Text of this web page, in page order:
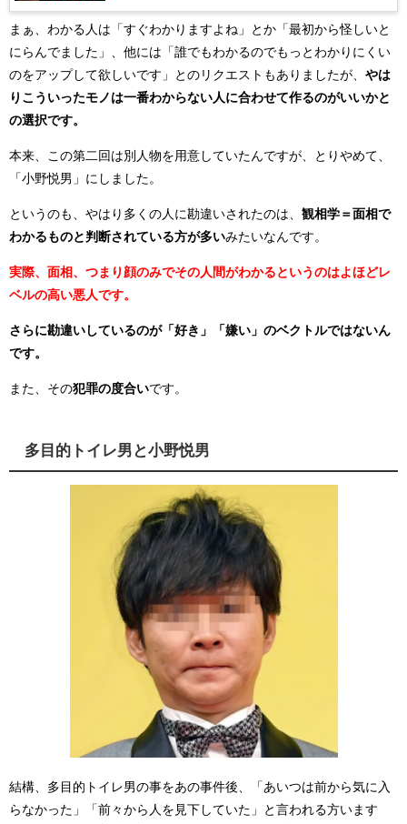
まぁ、わかる人は「すぐわかりますよね」とか「最初から怪しいと
にらんでました」、他には「誰でもわかるのでもっとわかりにくい
のをアップして欲しいです」とのリクエストもありましたが、 やは
りこういったモノは一番わからない人に合わせて作るのがいいかと
の選択です。
本来、この第二回は別人物を用意していたんですが、とりやめて、
「小野悦男」にしました。
というのも、やはり多くの人に勘違いされたのは、 観相学＝面相で
わかるものと判断されている方が多いみたいなんです。
実際、面相、つまり顔のみでその人間がわかるというのはよほどレ
ベルの高い悪人です。
さらに勘違いしているのが「好き」「嫌い」のベクトルではないん
です。
また、その犯罪の度合いです。
多目的トイレ男と小野悦男
結構、多目的トイレ男の事をあの事件後、「あいつは前から気に入
らなかった」「前々から人を見下していた」と言われる方います